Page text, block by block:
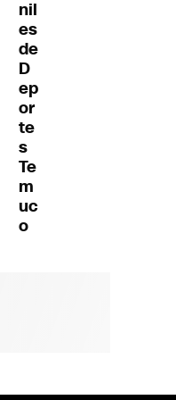
nil
es
de
D
ep
or
te
s
Te
m
uc
o